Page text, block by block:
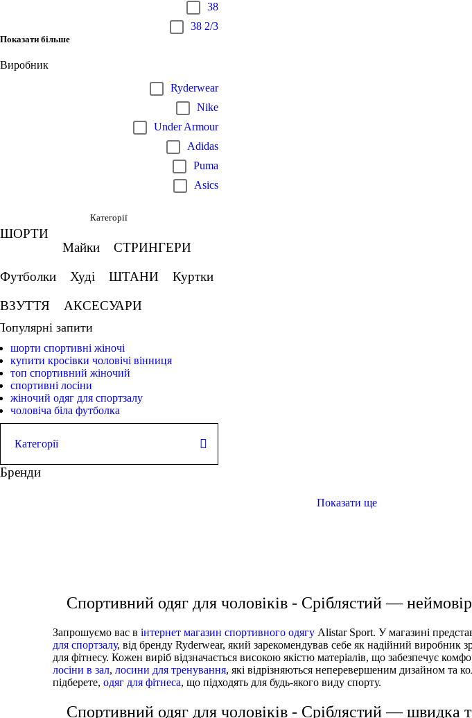
38
38 2/3
Показати більше
Виробник
Ryderwear
Nike
Under Armour
Adidas
Puma
Asics
Категорії
ШОРТИ
Майки
СТРИНГЕРИ
Футболки
Худі ШТАНИ
Куртки
ВЗУТТЯ
АКСЕСУАРИ
запити
шорти спортивні жіночі
купити кросівки чоловічі вінниця
топ спортивний жіночий
спортивні лосіни
жіночий одяг для спортзалу
чоловіча біла футболка
Категорії
ШОРТИ
Бренди
Показати ще
Спортивний одяг для чоловіків - Сріблястий —
Запрошуємо вас вінтернет магазин спортивного одягу Alistar Sport. У магазині
для спортзалу, від бренду Ryderwear, який зарекомендував себе як надійний виробник
для фітнесу. Кожен виріб відзначається високою якістю матеріалів, що забезпечує
лосіни в зал,лосини для тренування, які відрізняються неперевершеним дизайном та
підберете,одяг для фітнеса, що підходять для будь-якого виду спорту.
Спортивний одяг для чоловіків - Сріблястий — швидка